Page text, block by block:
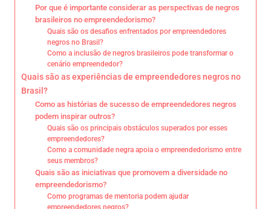
Por que é importante considerar as perspectivas de negros
brasileiros no empreendedorismo?
Quais são os desafios enfrentados por empreendedores
negros no Brasil?
Como a inclusão de negros brasileiros pode transformar o
cenário empreendedor?
Quais são as experiências de empreendedores negros no
Brasil?
Como as histórias de sucesso de empreendedores negros
podem inspirar outros?
Quais são os principais obstáculos superados por esses
empreendedores?
Como a comunidade negra apoia o empreendedorismo entre
seus membros?
Quais são as iniciativas que promovem a diversidade no
empreendedorismo?
Como programas de mentoria podem ajudar
empreendedores negros?